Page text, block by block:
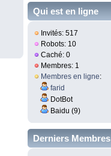
Qui est en ligne
Invités: 517
Robots: 10
Caché: 0
Membres: 1
Membres en ligne:
farid
DotBot
Baidu (9)
Derniers Membres